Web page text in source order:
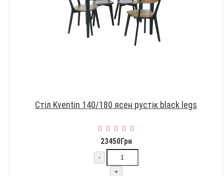
Стіл Kventin 140/180 ясен рустік black legs
23450Грн
-
+